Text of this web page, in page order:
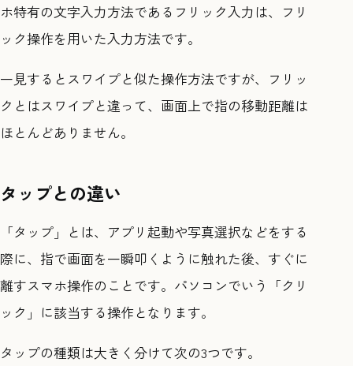
ホ特有の文字入力方法であるフリック入力は、フリ
ック操作を用いた入力方法です。
一見するとスワイプと似た操作方法ですが、フリッ
クとはスワイプと違って、画面上で指の移動距離は
ほとんどありません。
タップとの違い
「タップ」とは、アプリ起動や写真選択などをする
際に、指で画面を一瞬叩くように触れた後、すぐに
離すスマホ操作のことです。パソコンでいう「クリ
ック」に該当する操作となります。
タップの種類は大きく分けて次の3つです。